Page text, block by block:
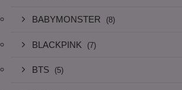
BABYMONSTER (8)
BLACKPINK (7)
BTS (5)